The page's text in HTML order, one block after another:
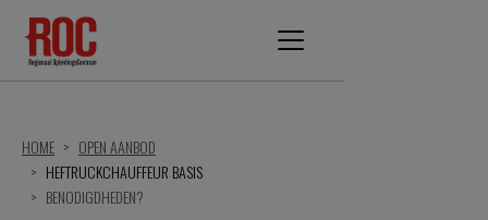
HOME
OPEN AANBOD
HEFTRUCKCHAUFFEUR BASIS
BENODIGDHEDEN?